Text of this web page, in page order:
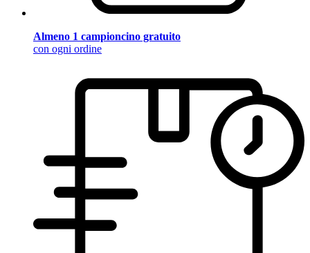
Almeno 1 campioncino gratuito
con ogni ordine